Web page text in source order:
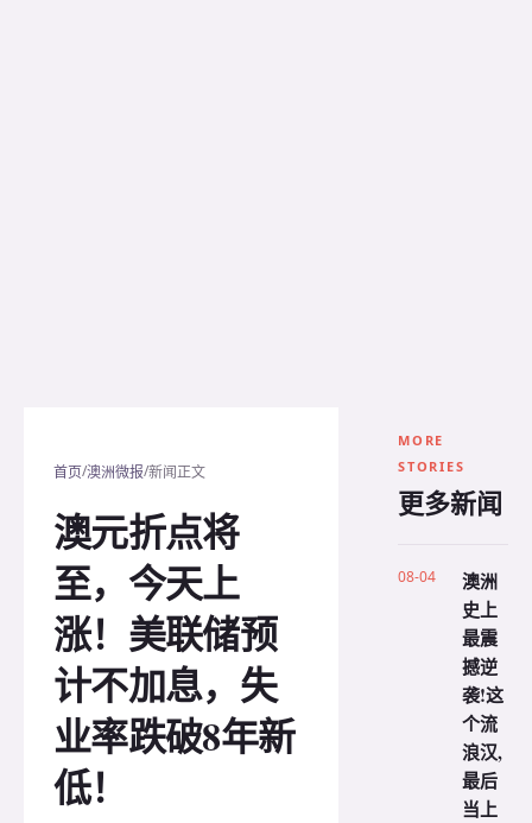
首页/澳洲微报/新闻正文
澳元折点将
至，今天上
涨！美联储预
计不加息，失
业率跌破8年新
低！
MORE
STORIES
更多新闻
08-04
澳洲
史上
最震
撼逆
袭!这
个流
浪汉,
最后
当上